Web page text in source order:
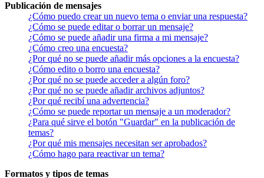
Publicación de mensajes
¿Cómo puedo crear un nuevo tema o enviar una respuesta?
¿Cómo se puede editar o borrar un mensaje?
¿Cómo se puede añadir una firma a mi mensaje?
¿Cómo creo una encuesta?
¿Por qué no se puede añadir más opciones a la encuesta?
¿Cómo edito o borro una encuesta?
¿Por qué no se puede acceder a algún foro?
¿Por qué no se puede añadir archivos adjuntos?
¿Por qué recibí una advertencia?
¿Cómo se puede reportar un mensaje a un moderador?
¿Para qué sirve el botón "Guardar" en la publicación de
temas?
¿Por qué mis mensajes necesitan ser aprobados?
¿Cómo hago para reactivar un tema?
Formatos y tipos de temas